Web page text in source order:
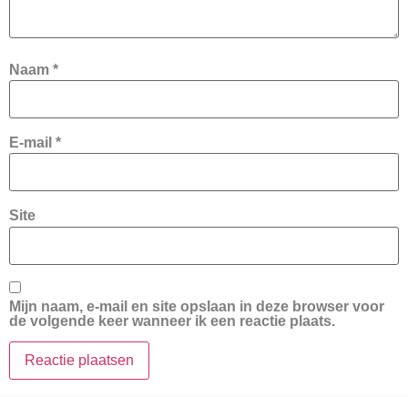
Naam *
E-mail *
Site
Mijn naam, e-mail en site opslaan in deze browser voor
de volgende keer wanneer ik een reactie plaats.